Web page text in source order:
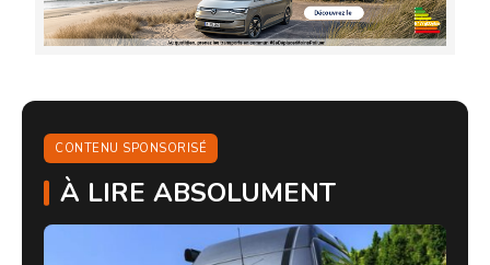
CONTENU SPONSORISÉ
À LIRE ABSOLUMENT